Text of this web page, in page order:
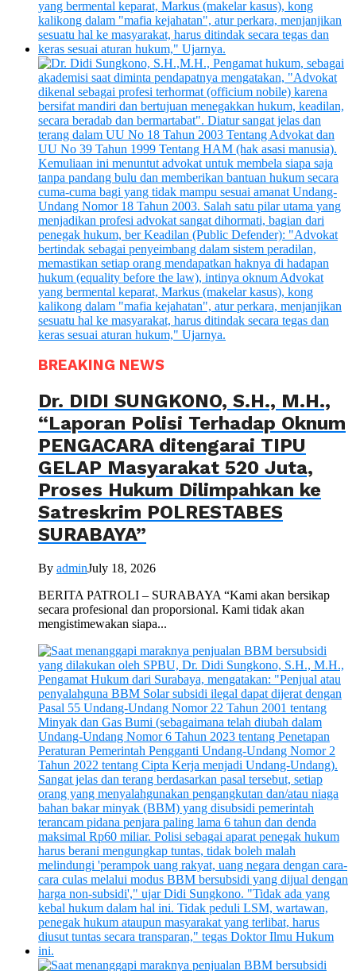
BREAKING NEWS
Dr. DIDI SUNGKONO, S.H., M.H.,
“Laporan Polisi Terhadap Oknum
PENGACARA ditengarai TIPU
GELAP Masyarakat 520 Juta,
Proses Hukum Dilimpahkan ke
Satreskrim POLRESTABES
SURABAYA”
By adminJuly 18, 2026
BERITA PATROLI – SURABAYA “Kami akan bersikap
secara profesional dan proporsional. Kami tidak akan
mengistimewakan siapa...